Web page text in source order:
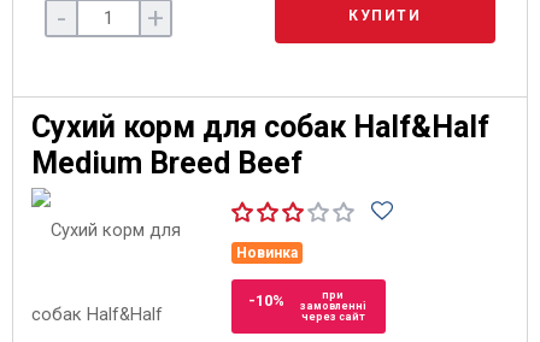
- + КУПИТИ
Сухий корм для собак Half&Half
Medium Breed Beef
Новинка
-10%
при
замовленні
через сайт